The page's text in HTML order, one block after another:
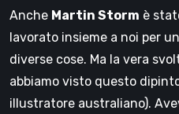
Anche Martin Storm è
lavorato insieme a noi per
diverse cose. Ma la vera
abbiamo visto questo
illustratore australiano).